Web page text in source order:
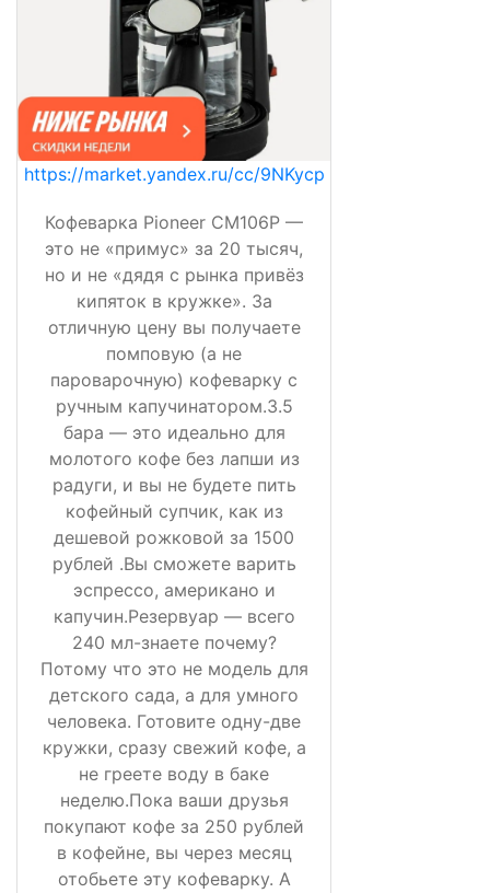
https://market.yandex.ru/cc/9NKycp
Кофеварка Pioneer CM106P —
это не «примус» за 20 тысяч,
но и не «дядя с рынка привёз
кипяток в кружке». За
отличную цену вы получаете
помповую (а не
пароварочную) кофеварку с
ручным капучинатором.3.5
бара — это идеально для
молотого кофе без лапши из
радуги, и вы не будете пить
кофейный супчик, как из
дешевой рожковой за 1500
рублей .Вы сможете варить
эспрессо, американо и
капучин.Резервуар — всего
240 мл-знаете почему?
Потому что это не модель для
детского сада, а для умного
человека. Готовите одну-две
кружки, сразу свежий кофе, а
не греете воду в баке
неделю.Пока ваши друзья
покупают кофе за 250 рублей
в кофейне, вы через месяц
отобьете эту кофеварку. А